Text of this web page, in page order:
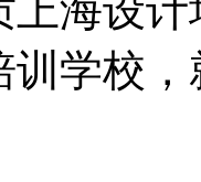
上海设
训学校